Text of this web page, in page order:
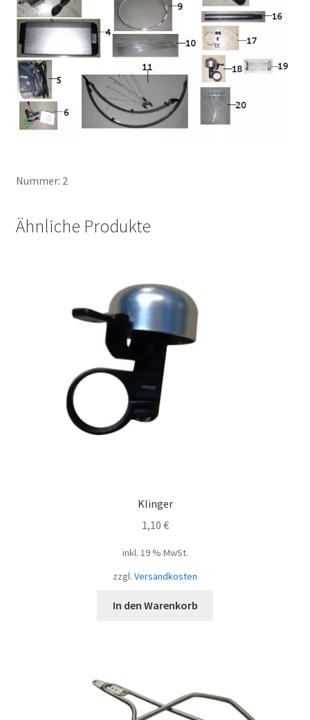
Nummer: 2
Ähnliche Produkte
Klinger
1,10 €
inkl. 19 % MwSt.
zzgl. Versandkosten
In den Warenkorb